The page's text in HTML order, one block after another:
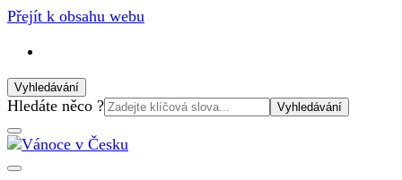
Přejít k obsahu webu
Vyhledávání
Vyhledat:
Hledáte něco ?